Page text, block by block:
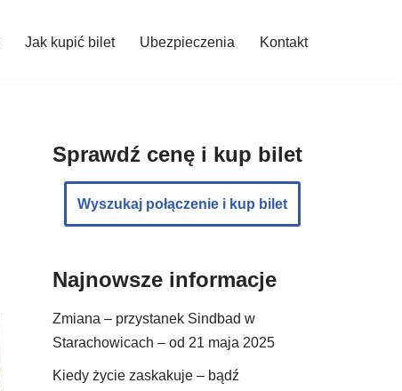
Jak kupić bilet Ubezpieczenia Kontakt
Sprawdź cenę i kup bilet
Wyszukaj połączenie i kup bilet
Najnowsze informacje
Zmiana – przystanek Sindbad w
Starachowicach – od 21 maja 2025
Kiedy życie zaskakuje – bądź